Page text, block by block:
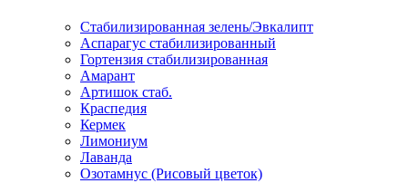
Стабилизированная зелень/Эвкалипт
Аспарагус стабилизированный
Гортензия стабилизированная
Амарант
Артишок стаб.
Краспедия
Кермек
Лимониум
Лаванда
Озотамнус (Рисовый цветок)